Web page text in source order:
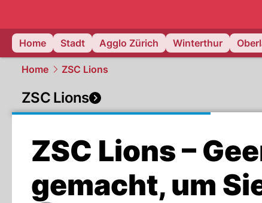
zurich.
Home
Stadt Agglo Zürich Winterthur
Home ZSC Lions
ZSC Lions
ZSC Lions –
gemacht, um